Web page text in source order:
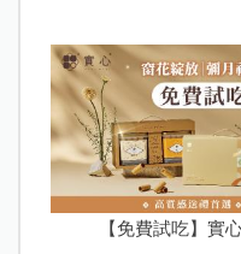
【免費試吃】實